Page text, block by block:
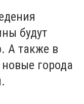
будут
А также в
города